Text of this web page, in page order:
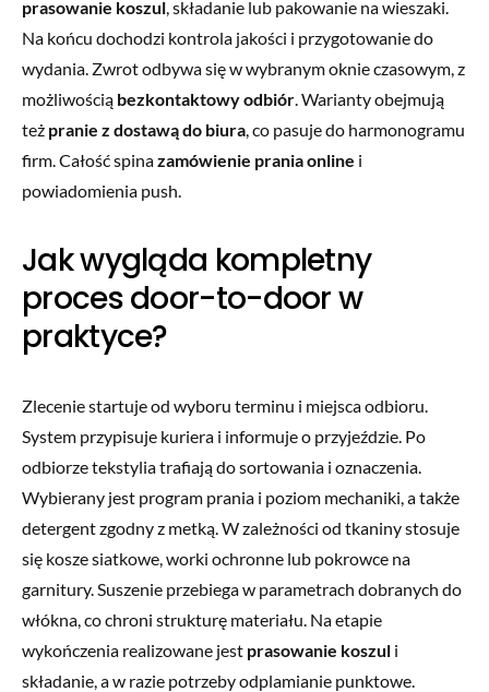
prasowanie koszul, składanie lub pakowanie na wieszaki.
Na końcu dochodzi kontrola jakości i przygotowanie do
wydania. Zwrot odbywa się w wybranym oknie czasowym, z
możliwością bezkontaktowy odbiór. Warianty obejmują
też pranie z dostawą do biura, co pasuje do harmonogramu
firm. Całość spinazamówienie prania online i
powiadomienia push.
Jak wygląda kompletny
proces door-to-door w
praktyce?
Zlecenie startuje od wyboru terminu i miejsca odbioru.
System przypisuje kuriera i informuje o przyjeździe. Po
odbiorze tekstylia trafiają do sortowania i oznaczenia.
Wybierany jest program prania i poziom mechaniki, a także
detergent zgodny z metką. W zależności od tkaniny stosuje
się kosze siatkowe, worki ochronne lub pokrowce na
garnitury. Suszenie przebiega w parametrach dobranych do
włókna, co chroni strukturę materiału. Na etapie
wykończenia realizowane jest prasowanie koszul i
składanie, a w razie potrzeby odplamianie punktowe.